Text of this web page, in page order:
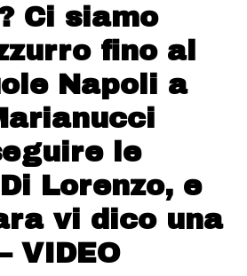
Ci siamo
fino al
Napoli a
le
Lorenzo, e
vi dico una
VIDEO